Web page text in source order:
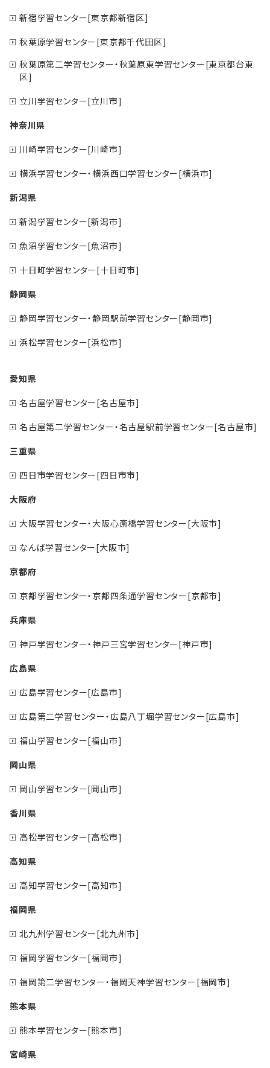
新宿学習センター[東京都新宿区]
秋葉原学習センター[東京都千代田区]
秋葉原第二学習センター・秋葉原東学習センター[東京都台東
区]
立川学習センター[立川市]
神奈川県
川崎学習センター[川崎市]
横浜学習センター・横浜西口学習センター[横浜市]
新潟県
新潟学習センター[新潟市]
魚沼学習センター[魚沼市]
十日町学習センター[十日町市]
静岡県
静岡学習センター・静岡駅前学習センター[静岡市]
浜松学習センター[浜松市]
愛知県
名古屋学習センター[名古屋市]
名古屋第二学習センター・名古屋駅前学習センター[名古屋市]
三重県
四日市学習センター[四日市市]
大阪府
大阪学習センター・大阪心斎橋学習センター[大阪市]
なんば学習センター[大阪市]
京都府
京都学習センター・京都四条通学習センター[京都市]
兵庫県
神戸学習センター・神戸三宮学習センター[神戸市]
広島県
広島学習センター[広島市]
広島第二学習センター・広島八丁堀学習センター[広島市]
福山学習センター[福山市]
岡山県
岡山学習センター[岡山市]
香川県
高松学習センター[高松市]
高知県
高知学習センター[高知市]
福岡県
北九州学習センター[北九州市]
福岡学習センター[福岡市]
福岡第二学習センター・福岡天神学習センター[福岡市]
熊本県
熊本学習センター[熊本市]
宮崎県